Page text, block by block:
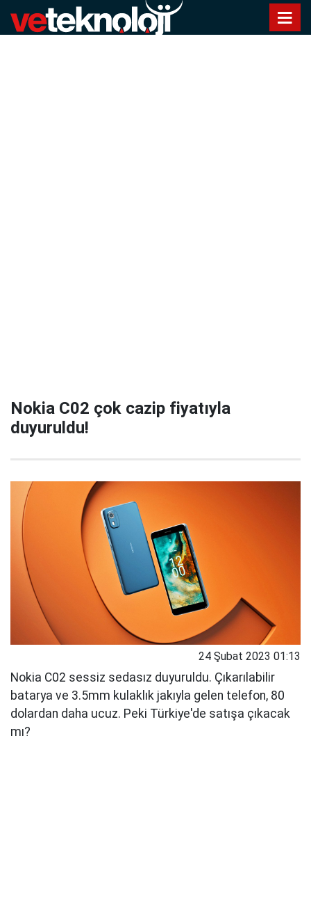
Nokia C02 çok cazip fiyatıyla
duyuruldu!
24 Şubat 2023 01:13
Nokia C02 sessiz sedasız duyuruldu. Çıkarılabilir
batarya ve 3.5mm kulaklık jakıyla gelen telefon, 80
dolardan daha ucuz. Peki Türkiye'de satışa çıkacak
mı?